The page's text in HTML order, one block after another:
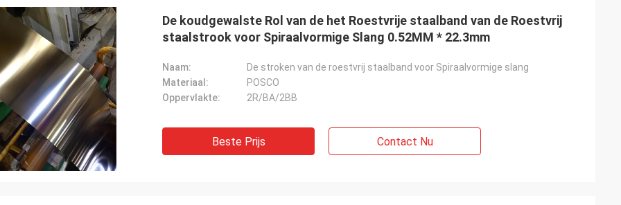
De koudgewalste Rol van de het Roestvrije staalband van de Roestvrij
staalstrook voor Spiraalvormige Slang 0.52MM * 22.3mm
Naam:
De stroken van de roestvrij staalband voor Spiraalvormige slang
Materiaal:
POSCO
Oppervlakte:
2R/BA/2BB
Beste Prijs Contact Nu